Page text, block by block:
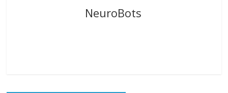
NeuroBots